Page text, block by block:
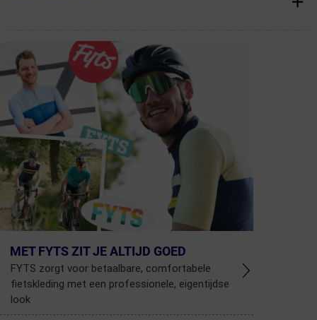
MET FYTS ZIT JE ALTIJD GOED
FYTS zorgt voor betaalbare, comfortabele
fietskleding met een professionele, eigentijdse
look